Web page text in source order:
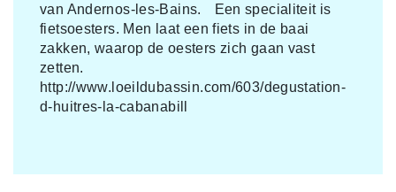
van Andernos-les-Bains. Een specialiteit is
fietsoesters. Men laat een fiets in de baai
zakken, waarop de oesters zich gaan vast
zetten.
http://www.loeildubassin.com/603/degustation-
d-huitres-la-cabanabill